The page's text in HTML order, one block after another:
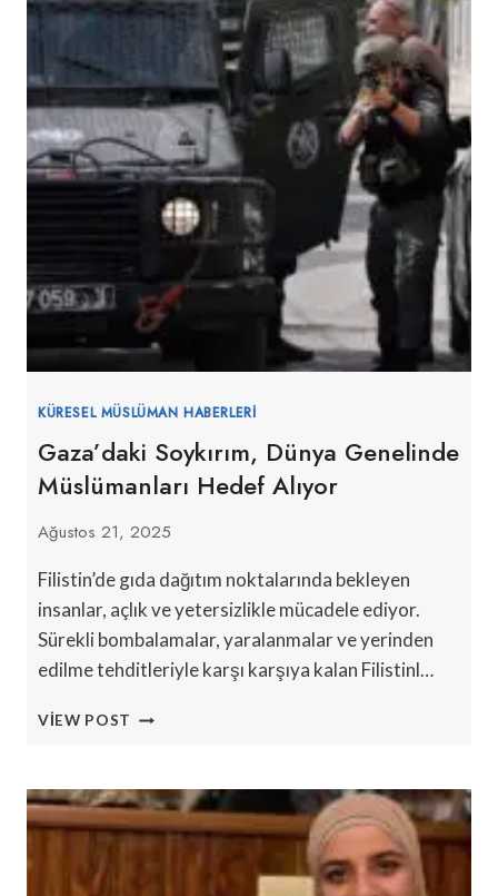
KÜRESEL MÜSLÜMAN HABERLERI
Gaza’daki Soykırım, Dünya Genelinde
Müslümanları Hedef Alıyor
Ağustos 21, 2025
Filistin’de gıda dağıtım noktalarında bekleyen
insanlar, açlık ve yetersizlikle mücadele ediyor.
Sürekli bombalamalar, yaralanmalar ve yerinden
edilme tehditleriyle karşı karşıya kalan Filistinl…
VIEW POST GAZA’DAKI
MÜSLÜMANLARI
HEDEF